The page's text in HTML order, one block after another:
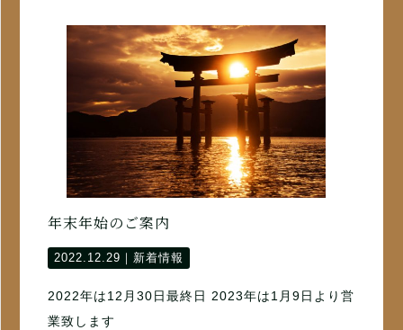
年末年始のご案内
2022.12.29｜ 新着情報
2022年は12月30日最終日 2023年は1月9日より営
業致します